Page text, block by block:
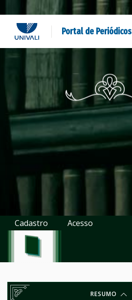
Portal de Periódicos
Cadastro Acesso
RESUMO